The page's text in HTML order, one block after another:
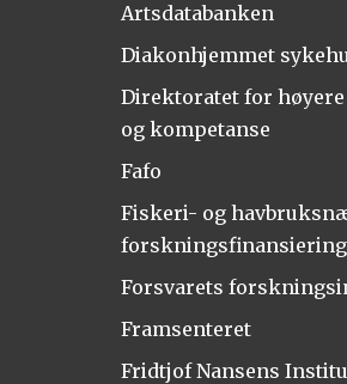
Artsdatabanken
Diakonhjemmet
Direktoratet for
og kompetanse
Fafo
Fiskeri- og
forskningsfinansiering
Forsvarets
Framsenteret
Fridtjof Nansens